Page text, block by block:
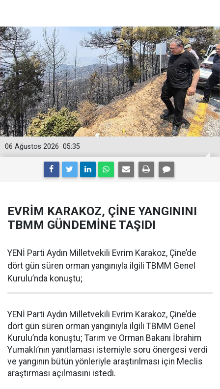
05:35
06 Ağustos 2026
EVRİM KARAKOZ, ÇİNE YANGININI
TBMM GÜNDEMİNE TAŞIDI
YENİ Parti Aydın Milletvekili Evrim Karakoz, Çine’de
dört gün süren orman yangınıyla ilgili TBMM Genel
Kurulu’nda konuştu;
YENİ Parti Aydın Milletvekili Evrim Karakoz, Çine’de
dört gün süren orman yangınıyla ilgili TBMM Genel
Kurulu’nda konuştu; Tarım ve Orman Bakanı İbrahim
Yumaklı’nın yanıtlaması istemiyle soru önergesi verdi
ve yangının bütün yönleriyle araştırılması için Meclis
araştırması açılmasını istedi.